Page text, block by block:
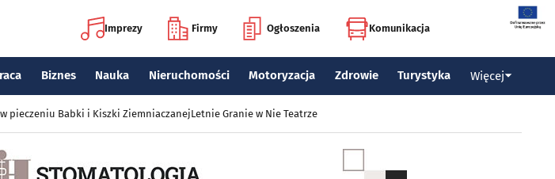
Imprezy Firmy Ogłoszenia Komunikacja
Biznes Nauka Nieruchomości Motoryzacja Zdrowie Turystyka Więcej
pieczeniu Babki i Kiszki ZiemniaczanejLetnie Granie w Nie Teatrze